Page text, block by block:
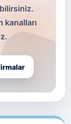
kanalları